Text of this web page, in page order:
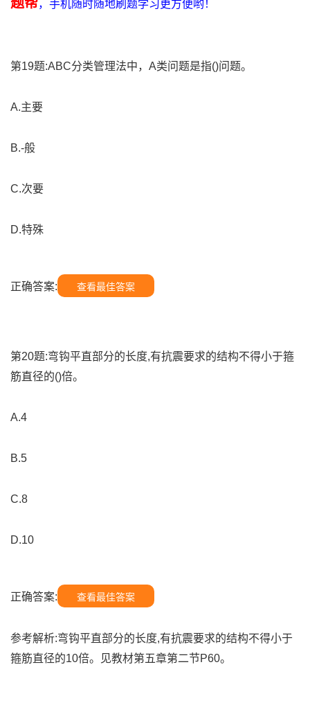
，手机随时随地刷题学习更方便哟！
第19题:ABC分类管理法中，A类问题是指()问题。
A.主要
B.-般
C.次要
D.特殊
正确答案: 查看最佳答案
第20题:弯钩平直部分的长度,有抗震要求的结构不得小于箍
筋直径的()倍。
A.4
B.5
C.8
D.10
正确答案: 查看最佳答案
参考解析:弯钩平直部分的长度,有抗震要求的结构不得小于
箍筋直径的10倍。见教材第五章第二节P60。